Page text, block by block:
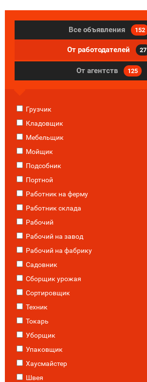
Все объявления 152
От работодателей 27
От агентств 125
Грузчик
Кладовщик
Мебельщик
Мойщик
Подсобник
Портной
Работник на ферму
Работник склада
Рабочий
Рабочий на завод
Рабочий на фабрику
Садовник
Сборщик урожая
Сортировщик
Техник
Токарь
Уборщик
Упаковщик
Хаусмайстер
Швея